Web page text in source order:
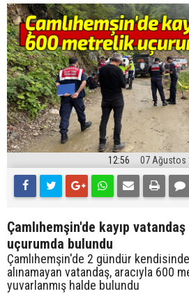
12:56 07 Ağustos
Çamlıhemşin'de kayıp
uçurumda bulundu
Çamlıhemşin'de 2 gündür
alınamayan vatandaş, aracıyla 600
yuvarlanmış halde bulundu